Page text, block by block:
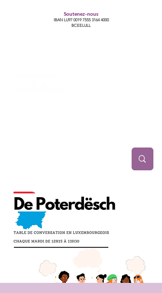
Soutenez-nous
IBAN LU97 0019 7555 3164 4000
BCEELULL